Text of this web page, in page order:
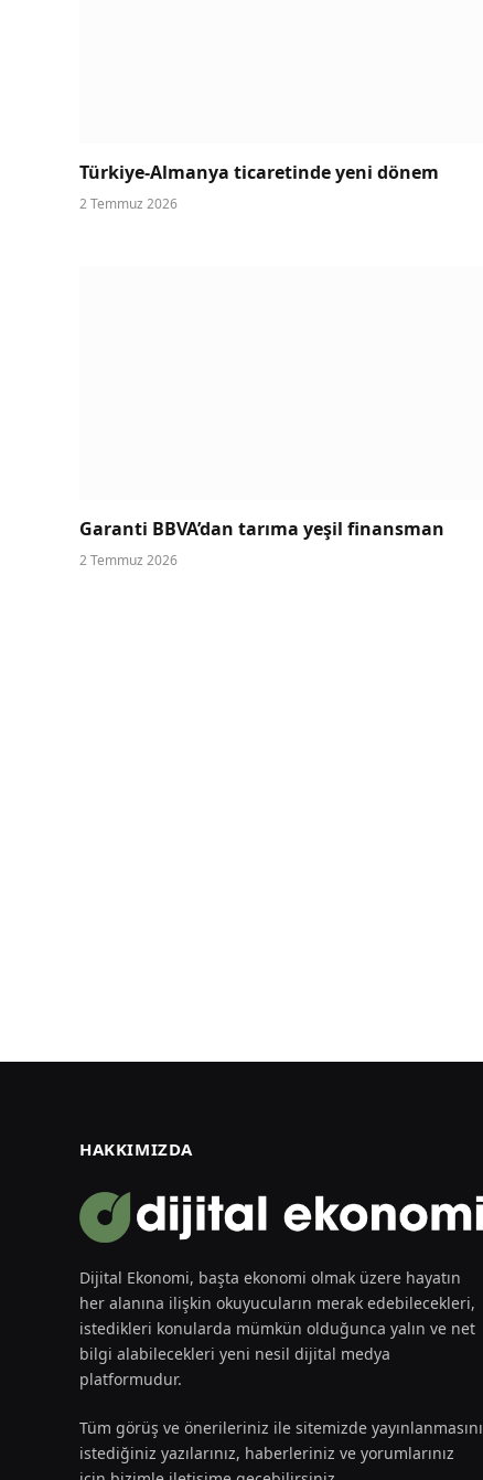
Türkiye-Almanya ticaretinde yeni dönem
2 Temmuz 2026
Garanti BBVA’dan tarıma yeşil finansman
2 Temmuz 2026
HAKKIMIZDA
Dijital Ekonomi, başta ekonomi olmak üzere hayatın
her alanına ilişkin okuyucuların merak edebilecekleri,
istedikleri konularda mümkün olduğunca yalın ve net
bilgi alabilecekleri yeni nesil dijital medya
platformudur.
Tüm görüş ve önerileriniz ile sitemizde yayınlanmasını
istediğiniz yazılarınız, haberleriniz ve yorumlarınız